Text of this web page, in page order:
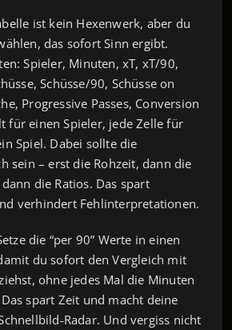
ist kein Hexenwerk, aber du
das sofort Sinn ergibt.
Spieler, Minuten, xT, xT/90,
Schüsse/90, Schüsse on
Progressive Passes, Conversion
für einen Spieler, jede Zelle für
Spiel. Dabei sollte die
sein – erst die Rohzeit, dann die
die Ratios. Das spart
verhindert Fehlinterpretationen.
die “per 90” Werte in einen
du sofort den Vergleich mit
ohne jedes Mal die Minuten
spart Zeit und macht deine
Und vergiss nicht